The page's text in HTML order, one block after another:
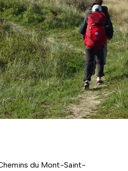
du Mont-Saint-